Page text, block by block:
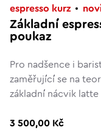
espresso kurz
Základní
poukaz
Pro nadšence i
zaměřující se na
základní nácvik
3 500,00 Kč